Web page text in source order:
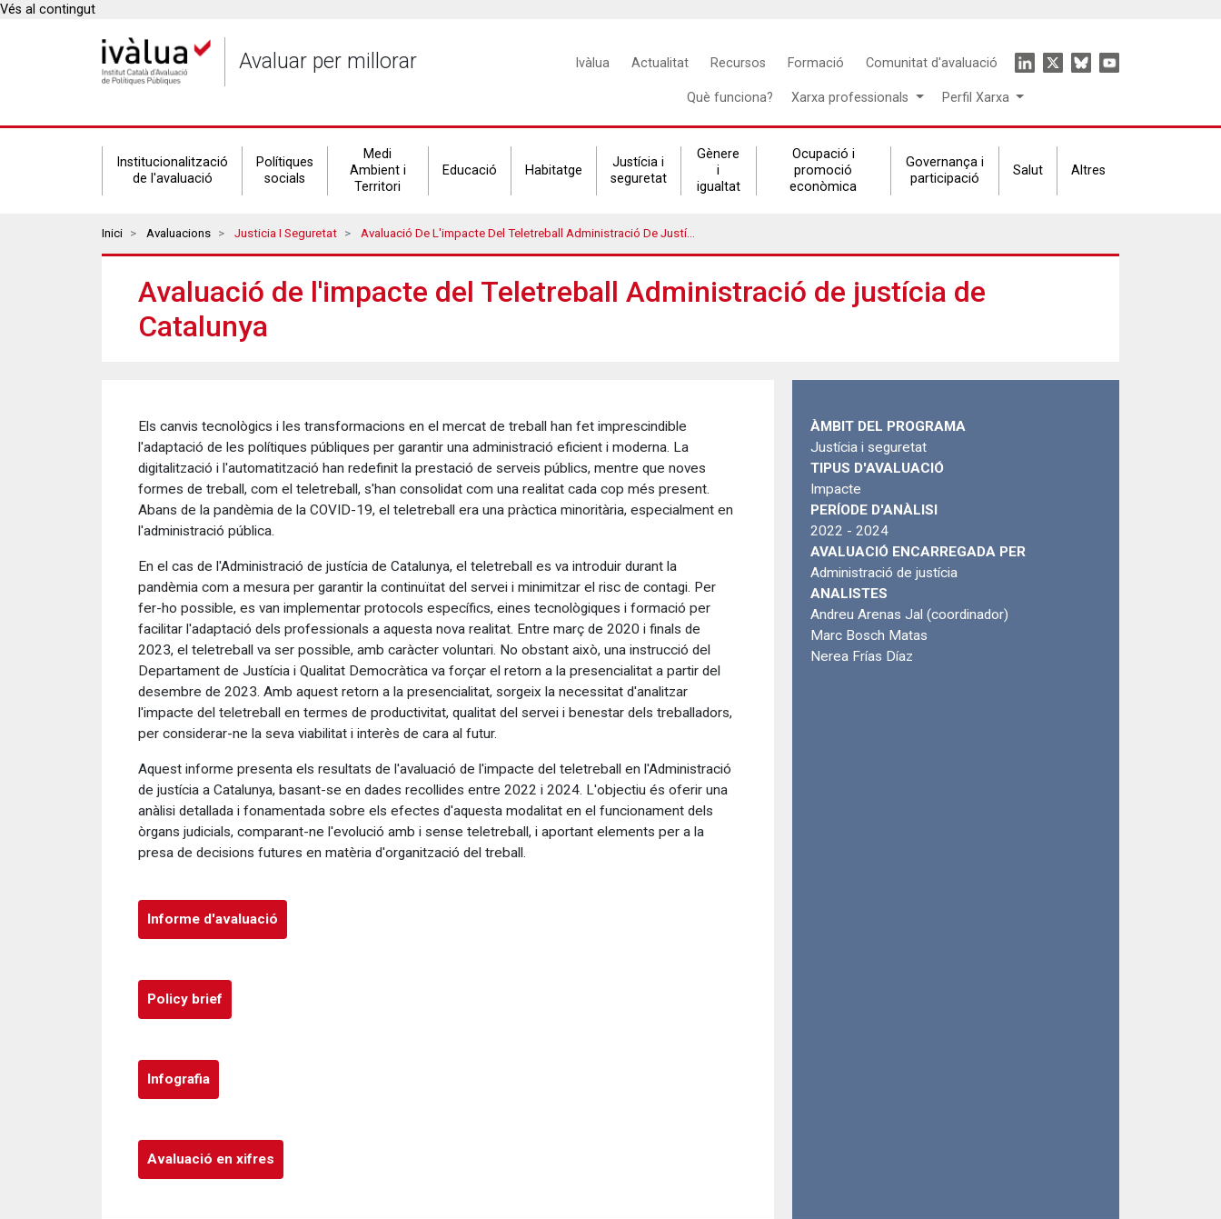
Vés al contingut
Avaluar per millorar
Main
navigation
Ivàlua Actualitat Recursos Formació Comunitat d'avaluació
Icon
menu
Què funciona? Xarxa professionals Perfil Xarxa
Secondary
navigation
Institucionalització
de l'avaluació
Polítiques
socials
Medi
Ambient i
Territori
Educació Habitatge
Justícia i
seguretat
Gènere
i
igualtat
Ocupació i
promoció
econòmica
Governança i
participació
Salut Altres
Breadcrumbs
Inici Avaluacions Justicia I Seguretat Avaluació De L'impacte Del Teletreball Administració De Justícia De Catalunya
Avaluació de l'impacte del Teletreball Administració de justícia de
Catalunya
Els canvis tecnològics i les transformacions en el mercat de treball han fet imprescindible
l'adaptació de les polítiques públiques per garantir una administració eficient i moderna. La
digitalització i l'automatització han redefinit la prestació de serveis públics, mentre que noves
formes de treball, com el teletreball, s'han consolidat com una realitat cada cop més present.
Abans de la pandèmia de la COVID-19, el teletreball era una pràctica minoritària, especialment en
l'administració pública.
En el cas de l'Administració de justícia de Catalunya, el teletreball es va introduir durant la
pandèmia com a mesura per garantir la continuïtat del servei i minimitzar el risc de contagi. Per
fer-ho possible, es van implementar protocols específics, eines tecnològiques i formació per
facilitar l'adaptació dels professionals a aquesta nova realitat. Entre març de 2020 i finals de
2023, el teletreball va ser possible, amb caràcter voluntari. No obstant això, una instrucció del
Departament de Justícia i Qualitat Democràtica va forçar el retorn a la presencialitat a partir del
desembre de 2023. Amb aquest retorn a la presencialitat, sorgeix la necessitat d'analitzar
l'impacte del teletreball en termes de productivitat, qualitat del servei i benestar dels treballadors,
per considerar-ne la seva viabilitat i interès de cara al futur.
Aquest informe presenta els resultats de l'avaluació de l'impacte del teletreball en l'Administració
de justícia a Catalunya, basant-se en dades recollides entre 2022 i 2024. L'objectiu és oferir una
anàlisi detallada i fonamentada sobre els efectes d'aquesta modalitat en el funcionament dels
òrgans judicials, comparant-ne l'evolució amb i sense teletreball, i aportant elements per a la
presa de decisions futures en matèria d'organització del treball.
Informe d'avaluació
Policy brief
Infografia
Avaluació en xifres
ÀMBIT DEL PROGRAMA
Justícia i seguretat
TIPUS D'AVALUACIÓ
Impacte
PERÍODE D'ANÀLISI
2022 - 2024
AVALUACIÓ ENCARREGADA PER
Administració de justícia
ANALISTES
Andreu Arenas Jal (coordinador)
Marc Bosch Matas
Nerea Frías Díaz